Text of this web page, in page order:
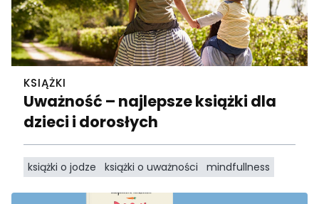
KSIĄŻKI
Uważność – najlepsze książki dla
dzieci i dorosłych
książki o jodze książki o uważności mindfullness